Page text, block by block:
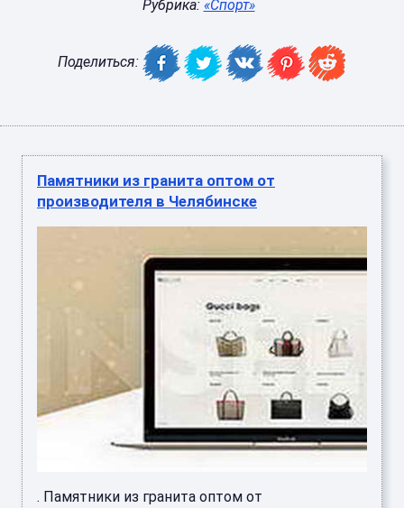
Рубрика: «Спорт»
Поделиться:
Памятники из гранита оптом от
производителя в Челябинске
. Памятники из гранита оптом от